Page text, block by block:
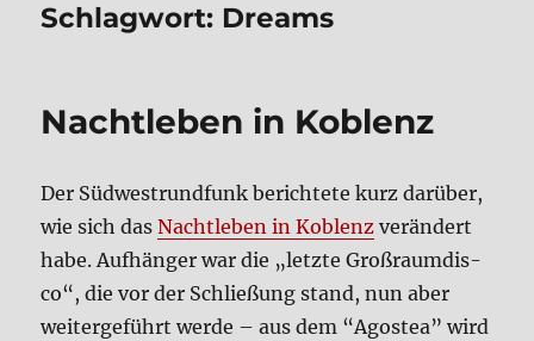
Schlagwort: Dreams
Nacht­le­ben in Koblenz
Der Süd­west­rund­funk berich­te­te kurz dar­über,
wie sich dasNacht­le­ben in Koblenz ver­än­dert
habe. Auf­hän­ger war die „letz­te Groß­raum­dis­
co“, die vor der Schlie­ßung stand, nun aber
wei­ter­ge­führt wer­de – aus dem “Ago­stea” wird